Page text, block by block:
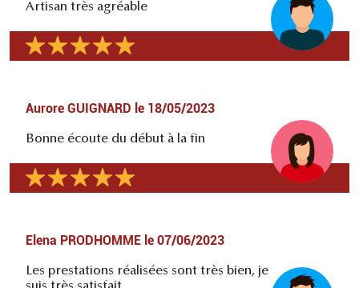
Artisan très agréable
Aurore GUIGNARD le 18/05/2023
Bonne écoute du début à la fin
Elena PRODHOMME le 07/06/2023
Les prestations réalisées sont très bien, je